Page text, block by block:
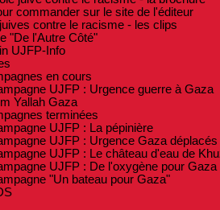
commander sur le site de l'éditeur
contre le racisme - les clips
"De l'Autre Côté"
UJFP-Info
en cours
UJFP : Urgence guerre à Gaza
Yallah Gaza
terminées
UJFP : La pépinière
UJFP : Urgence Gaza déplacés
UJFP : Le château d'eau de
UJFP : De l'oxygène pour Gaza
"Un bateau pour Gaza"